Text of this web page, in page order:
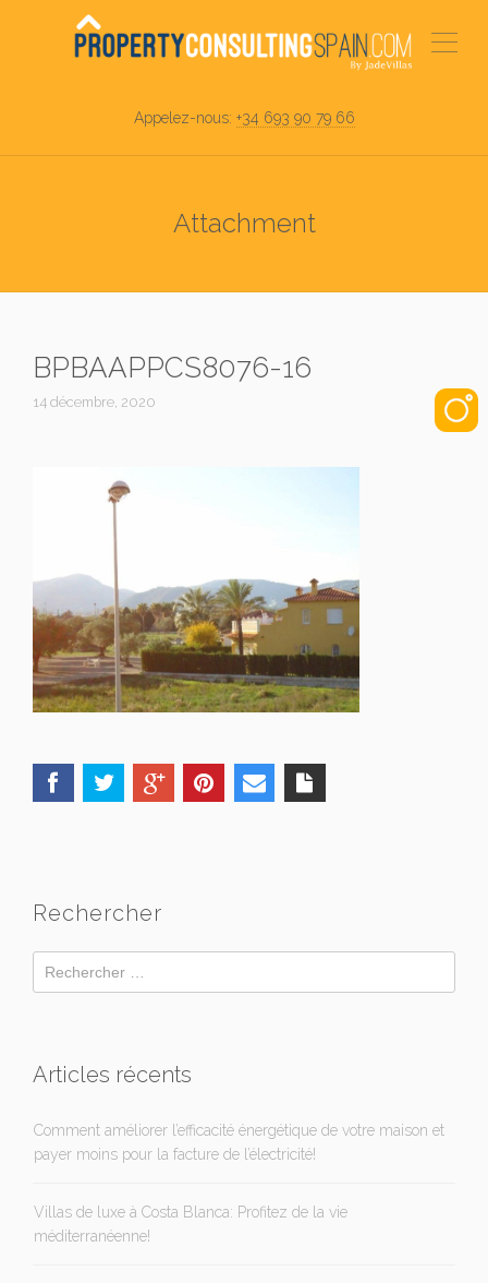
Appelez-nous: +34 693 90 79 66
Attachment
BPBAAPPCS8076-16
14 décembre, 2020
Rechercher
Articles récents
Comment améliorer l’efficacité énergétique de votre maison et
payer moins pour la facture de l’électricité!
Villas de luxe à Costa Blanca: Profitez de la vie
méditerranéenne!